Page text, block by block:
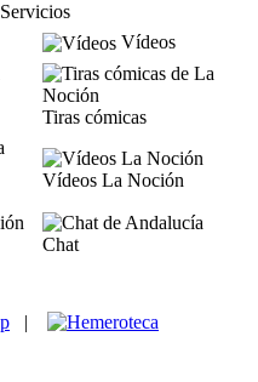
Servicios
Vídeos
Tiras cómicas
Vídeos La Noción
Chat
|